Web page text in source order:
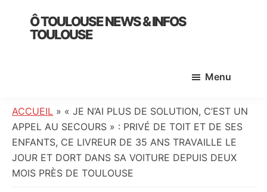
primary
Ô TOULOUSE NEWS & INFOS
TOULOUSE
:
info
locale,
société,
culture,
Menu
ACCUEIL » « JE N’AI PLUS DE SOLUTION, C’EST UN
APPEL AU SECOURS » : PRIVÉ DE TOIT ET DE SES
ENFANTS, CE LIVREUR DE 35 ANS TRAVAILLE LE
JOUR ET DORT DANS SA VOITURE DEPUIS DEUX
MOIS PRÈS DE TOULOUSE